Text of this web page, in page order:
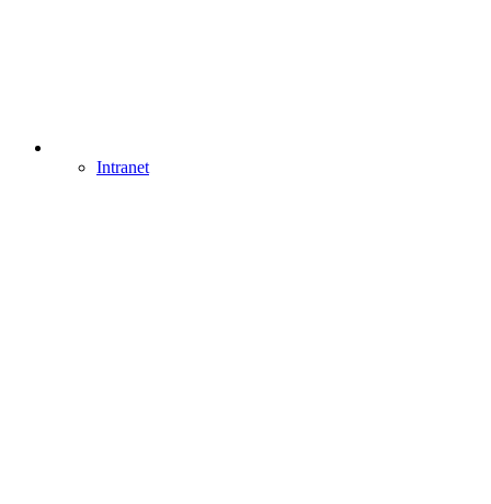
Intranet